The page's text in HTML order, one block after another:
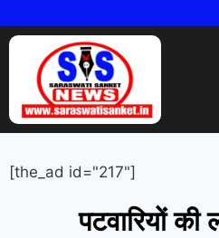
[the_ad id="217"]
पटवारियों